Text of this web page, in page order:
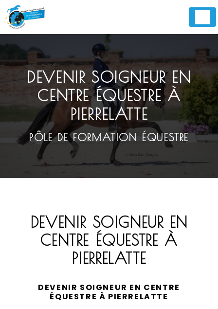
DEVENIR SOIGNEUR EN
CENTRE ÉQUESTRE À
PIERRELATTE
PÔLE DE FORMATION ÉQUESTRE
DEVENIR SOIGNEUR EN
CENTRE ÉQUESTRE À
PIERRELATTE
DEVENIR SOIGNEUR EN CENTRE
ÉQUESTRE À PIERRELATTE
Panneau de gestion des cookies